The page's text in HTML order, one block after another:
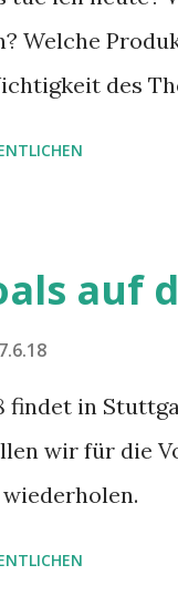
Welche
des
auf
7.6.18
findet in
wir für die